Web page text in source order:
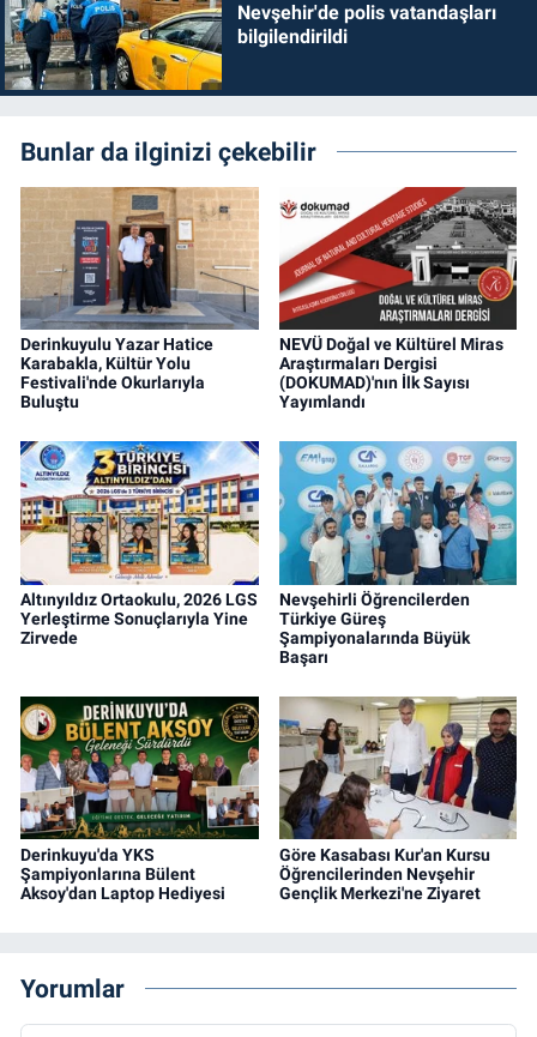
Nevşehir'de polis vatandaşları
bilgilendirildi
Bunlar da ilginizi çekebilir
Derinkuyulu Yazar Hatice
Karabakla, Kültür Yolu
Festivali'nde Okurlarıyla
Buluştu
NEVÜ Doğal ve Kültürel Miras
Araştırmaları Dergisi
(DOKUMAD)'nın İlk Sayısı
Yayımlandı
Altınyıldız Ortaokulu, 2026 LGS
Yerleştirme Sonuçlarıyla Yine
Zirvede
Nevşehirli Öğrencilerden
Türkiye Güreş
Şampiyonalarında Büyük
Başarı
Derinkuyu'da YKS
Şampiyonlarına Bülent
Aksoy'dan Laptop Hediyesi
Göre Kasabası Kur'an Kursu
Öğrencilerinden Nevşehir
Gençlik Merkezi'ne Ziyaret
Yorumlar